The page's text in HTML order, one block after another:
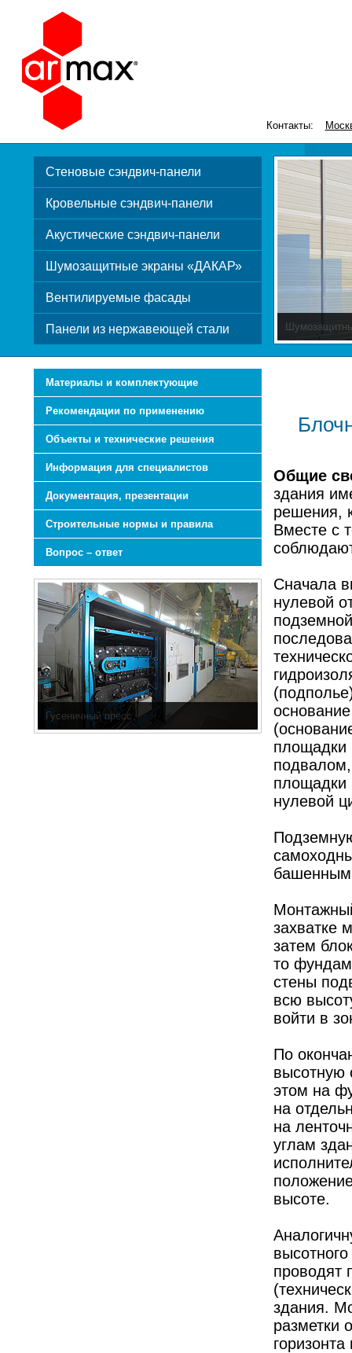
Контакты:
Стеновые сэндвич-панели
Кровельные сэндвич-панели
Акустические сэндвич-панели
Шумозащитные экраны «ДАКАР»
Вентилируемые фасады
Панели из нержавеющей стали Стеновые и
Материалы и комплектующие
Рекомендации по применению
Объекты и технические решения
Информация для специалистов
Документация, презентации
Строительные нормы и правила
Вопрос – ответ
3 автоматические линии, 3 млн. кв.м. в
год
Общие
здания
решения,
Вместе с
Сначала
нулевой
площадки
площадки
нулевой
захватке
затем
то
стены
всю
войти в
По
высотную
этом на
на
на
углам
высоте.
проводят
здания.
разметки